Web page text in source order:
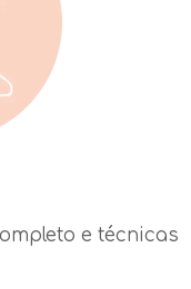
e técnicas